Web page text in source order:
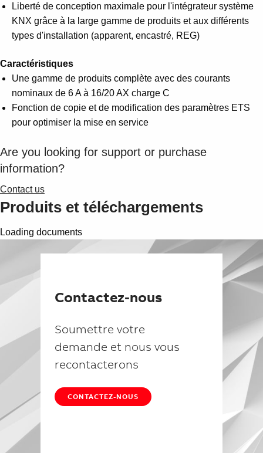
Suggestions
Products
Shopping list preview
Liberté de conception maximale pour l'intégrateur système
KNX grâce à la large gamme de produits et aux différents
types d'installation (apparent, encastré, REG)
Caractéristiques
Une gamme de produits complète avec des courants
nominaux de 6 A à 16/20 AX charge C
Fonction de copie et de modification des paramètres ETS
pour optimiser la mise en service
Are you looking for support or purchase
information?
Contact us
Produits et téléchargements
Loading documents
Contactez-nous
Soumettre votre
demande et nous vous
recontacterons
CONTACTEZ-NOUS